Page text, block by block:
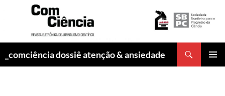
_comciência dossiê atenção & ansiedade